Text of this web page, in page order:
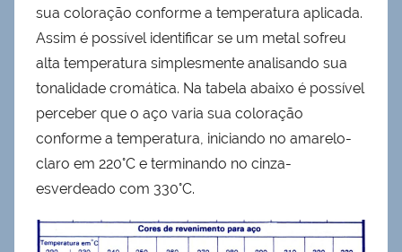
sua coloração conforme a temperatura aplicada.
Assim é possível identificar se um metal sofreu
alta temperatura simplesmente analisando sua
tonalidade cromática. Na tabela abaixo é possível
perceber que o aço varia sua coloração
conforme a temperatura, iniciando no amarelo-
claro em 220°C e terminando no cinza-
esverdeado com 330°C.